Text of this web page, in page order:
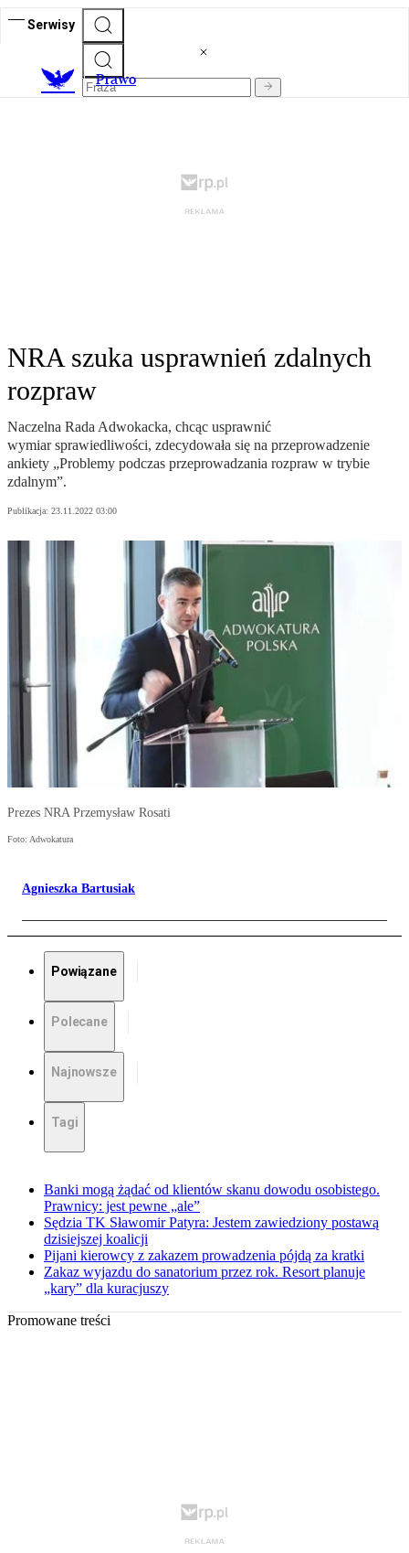
Serwisy
Prawo
NRA szuka usprawnień zdalnych
rozpraw
Naczelna Rada Adwokacka, chcąc usprawnić
wymiar sprawiedliwości, zdecydowała się na przeprowadzenie
ankiety „Problemy podczas przeprowadzania rozpraw w trybie
zdalnym”.
Publikacja: 23.11.2022 03:00
Prezes NRA Przemysław Rosati
Foto: Adwokatura
Agnieszka Bartusiak
Powiązane
Polecane
Najnowsze
Tagi
Banki mogą żądać od klientów skanu dowodu osobistego.
Prawnicy: jest pewne „ale”
Sędzia TK Sławomir Patyra: Jestem zawiedziony postawą
dzisiejszej koalicji
Pijani kierowcy z zakazem prowadzenia pójdą za kratki
Zakaz wyjazdu do sanatorium przez rok. Resort planuje
„kary” dla kuracjuszy
Promowane treści